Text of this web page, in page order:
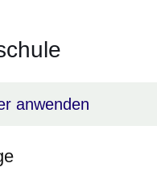
anwenden